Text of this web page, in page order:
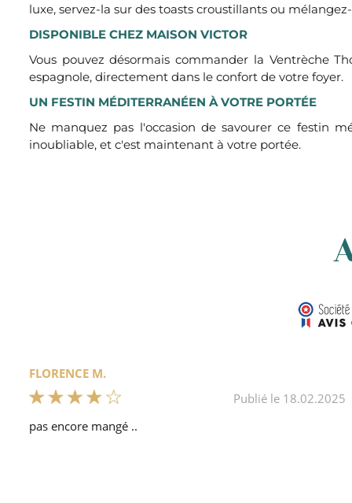
luxe, servez-la sur des toasts croustillants ou
DISPONIBLE CHEZ MAISON VICTOR
Vous pouvez désormais commander la Ventrèche
espagnole, directement dans le confort de votre foyer.
UN FESTIN MÉDITERRANÉEN À VOTRE PORTÉE
Ne manquez pas l'occasion de savourer ce festin
inoubliable, et c'est maintenant à votre portée.
FLORENCE M.
Publié le 18.02.2025
pas encore mangé ..